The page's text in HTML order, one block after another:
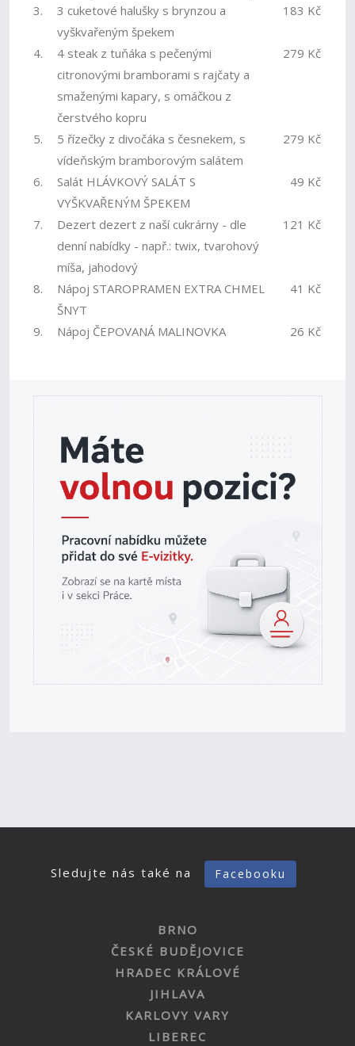
3.
3 cuketové halušky s brynzou a
vyškvařeným špekem
183 Kč
4.
4 steak z tuňáka s pečenými
citronovými bramborami s rajčaty a
smaženými kapary, s omáčkou z
čerstvého kopru
279 Kč
5.
5 řízečky z divočáka s česnekem, s
vídeňským bramborovým salátem
279 Kč
6.
Salát HLÁVKOVÝ SALÁT S
VYŠKVAŘENÝM ŠPEKEM
49 Kč
7.
Dezert dezert z naší cukrárny - dle
denní nabídky - např.: twix, tvarohový
míša, jahodový
121 Kč
8.
Nápoj STAROPRAMEN EXTRA CHMEL
ŠNYT
41 Kč
9. Nápoj ČEPOVANÁ MALINOVKA 26 Kč
Sledujte nás také na Facebooku
BRNO
ČESKÉ BUDĚJOVICE
HRADEC KRÁLOVÉ
JIHLAVA
KARLOVY VARY
LIBEREC